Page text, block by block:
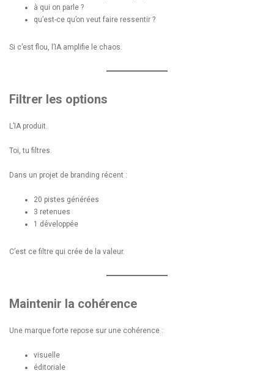
à qui on parle ?
qu’est-ce qu’on veut faire ressentir ?
Si c’est flou, l’IA amplifie le chaos.
Filtrer les options
L’IA produit.
Toi, tu filtres.
Dans un projet de branding récent :
20 pistes générées
3 retenues
1 développée
C’est ce filtre qui crée de la valeur.
Maintenir la cohérence
Une marque forte repose sur une cohérence :
visuelle
éditoriale